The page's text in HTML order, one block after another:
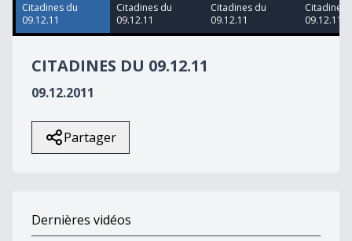
Citadines du
09.12.11
Citadines du
09.12.11
Citadines du
09.12.11
Citadines
09.12.11
CITADINES DU 09.12.11
09.12.2011
Partager
Dernières vidéos